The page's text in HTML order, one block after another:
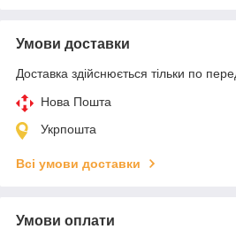
Умови доставки
Доставка здійснюється тільки по
Нова Пошта
Укрпошта
Всі умови доставки
Умови оплати